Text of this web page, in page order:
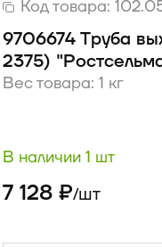
Код товара:
9706674 Труба
2375)
Вес товара: 1 кг
В наличии 1 шт
7 128 ₽/шт